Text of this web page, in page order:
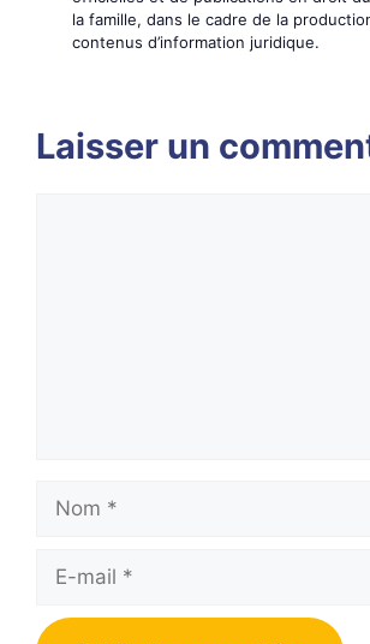
la famille, dans le cadre de la
contenus d’information juridique.
Laisser un
mail